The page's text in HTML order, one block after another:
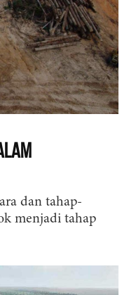
dan tahap-
menjadi tahap